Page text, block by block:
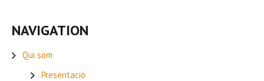
NAVIGATION
Qui som
Presentació